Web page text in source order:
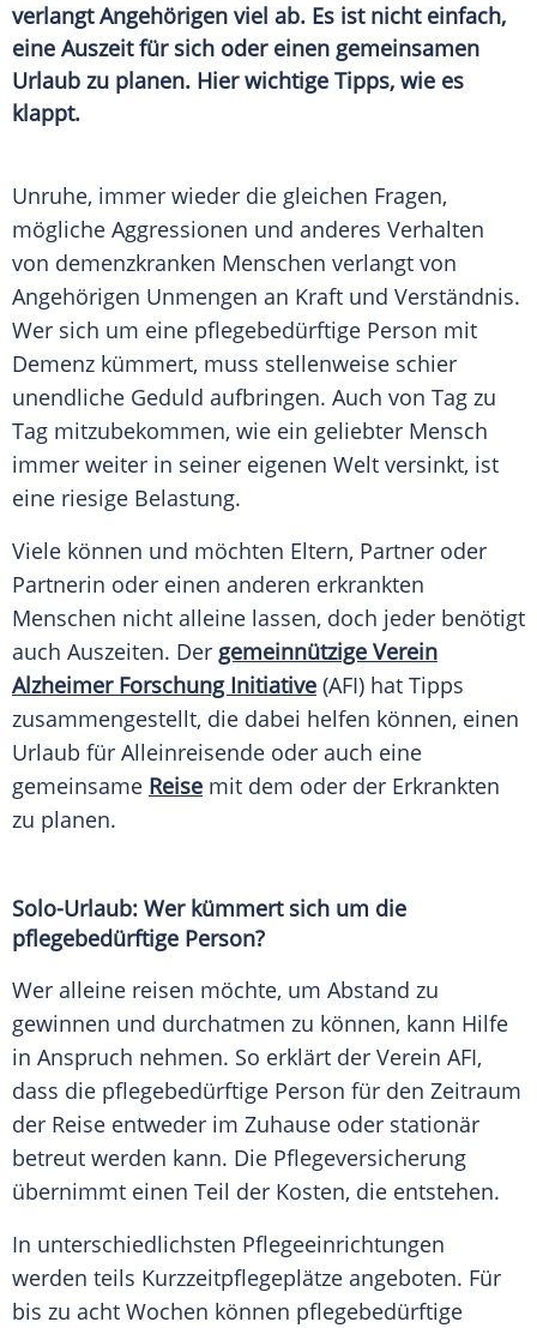
verlangt Angehörigen viel ab. Es ist nicht einfach,
eine Auszeit für sich oder einen gemeinsamen
Urlaub zu planen. Hier wichtige Tipps, wie es
klappt.
Unruhe, immer wieder die gleichen Fragen,
mögliche Aggressionen und anderes Verhalten
von demenzkranken Menschen verlangt von
Angehörigen Unmengen an Kraft und Verständnis.
Wer sich um eine pflegebedürftige Person mit
Demenz kümmert, muss stellenweise schier
unendliche Geduld aufbringen. Auch von Tag zu
Tag mitzubekommen, wie ein geliebter Mensch
immer weiter in seiner eigenen Welt versinkt, ist
eine riesige Belastung.
Viele können und möchten Eltern, Partner oder
Partnerin oder einen anderen erkrankten
Menschen nicht alleine lassen, doch jeder benötigt
auch Auszeiten. Der gemeinnützige Verein
Alzheimer Forschung Initiative (AFI) hat Tipps
zusammengestellt, die dabei helfen können, einen
Urlaub für Alleinreisende oder auch eine
gemeinsame Reise mit dem oder der Erkrankten
zu planen.
Solo-Urlaub: Wer kümmert sich um die
pflegebedürftige Person?
Wer alleine reisen möchte, um Abstand zu
gewinnen und durchatmen zu können, kann Hilfe
in Anspruch nehmen. So erklärt der Verein AFI,
dass die pflegebedürftige Person für den Zeitraum
der Reise entweder im Zuhause oder stationär
betreut werden kann. Die Pflegeversicherung
übernimmt einen Teil der Kosten, die entstehen.
In unterschiedlichsten Pflegeeinrichtungen
werden teils Kurzzeitpflegeplätze angeboten. Für
bis zu acht Wochen können pflegebedürftige